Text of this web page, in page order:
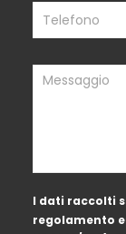
I dati raccolti saranno trattati ai sensi del
regolamento